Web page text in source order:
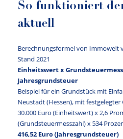
So funktioniert
aktuell
Berechnungsformel von Immowelt
Stand 2021
Einheitswert x
Jahresgrundsteuer
Beispiel für ein Grundstück mit
Neustadt (Hessen), mit
30.000 Euro (Einheitswert) x 2,6
(Grundsteuermesszahl) x 534
416,52 Euro (Jahresgrundsteuer)